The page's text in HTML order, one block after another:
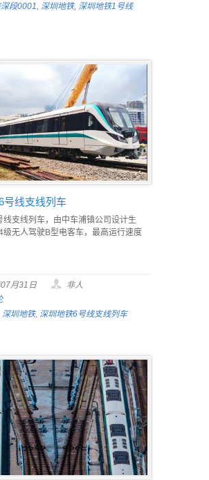
段0001, 深圳地铁, 深圳地铁1号线
号线支线列车
线支线列车，由中车浦镇公司设计生
级无人驾驶B型电客车，最高运行速度
月31日
非人
深圳地铁, 深圳地铁6号线支线列车